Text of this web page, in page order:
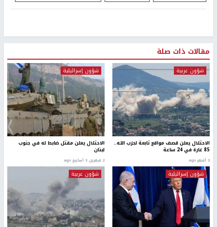
مقالات ذات صلة
شؤون عربية
الاحتلال يعلن قصف مواقع تابعة لحزب الله..
85 غارة في 24 ساعة
3 أشهر ago
شؤون إسرائيلية
الاحتلال يعلن مقتل ضابط له في جنوب
لبنان
2 شهرين، 3 أسابيع ago
شؤون إسرائيلية شؤون عربية